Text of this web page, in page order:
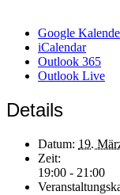
Google
iCalendar
Outlook 365
Outlook Live
Details
Datum: 19.
Zeit:
19:00 - 21:00